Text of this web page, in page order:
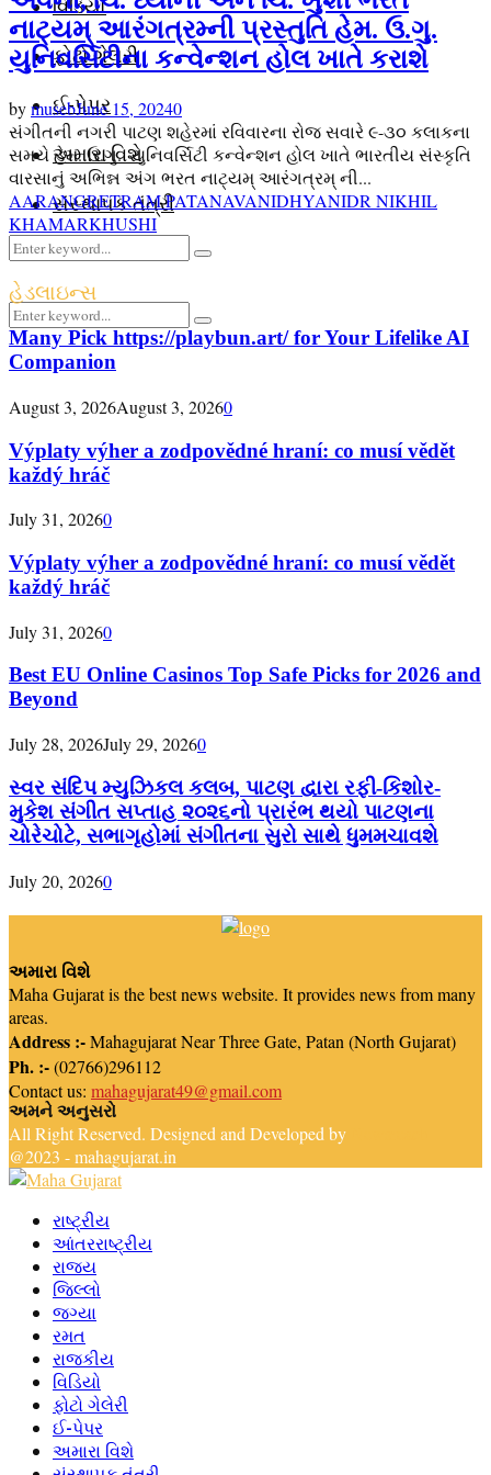
વિડિયો
ફોટો ગેલેરી
ઈ-પેપર
અમારા વિશે
સંસ્થાપક તંત્રી
Search
for:
Search
Facebook
Youtube
Email
Telegram
નાટ્યમ્ આરંગત્રમ્ની પ્રસ્તુતિ હેમ. ઉ.ગુ.
યુનિવર્સિટીના કન્વેન્શન હોલ ખાતે કરાશે
bymusebJune 15, 20240
સંગીતની નગરી પાટણ શહેરમાં રવિવારના રોજ સવારે ૯-૩૦ કલાકના
સમયે હેમ. ઉ.ગુ. યુનિવર્સિટી કન્વેન્શન હોલ ખાતે ભારતીય સંસ્કૃતિ
વારસાનું અભિન્ન અંગ ભરત નાટ્યમ્ આરંગત્રમ્ ની...
AARANGRETRAM PATANAVANIDHYANIDR NIKHIL
KHAMARKHUSHI
Search
for:
Search
હેડલાઇન્સ
Many Pick https://playbun.art/ for Your Lifelike AI
Companion
August 3, 2026August 3, 20260
Výplaty výher a zodpovědné hraní: co musí vědět
každý hráč
July 31, 20260
Výplaty výher a zodpovědné hraní: co musí vědět
každý hráč
July 31, 20260
Best EU Online Casinos Top Safe Picks for 2026 and
Beyond
July 28, 2026July 29, 20260
સ્વર સંદિપ મ્યુઝિકલ કલબ, પાટણ દ્વારા રફી-કિશોર-
મુકેશ સંગીત સપ્તાહ ૨૦૨૬નો પ્રારંભ થયો પાટણના
ચોરેચોટે, સભાગૃહોમાં સંગીતના સુરો સાથે ધુમમચાવશે
July 20, 20260
અમારા વિશે
Maha Gujarat is the best news website. It provides news from many
areas.
Address :-Mahagujarat Near Three Gate, Patan (North Gujarat)
Ph. :-(02766)296112
Contact us: mahagujarat49@gmail.com
અમને અનુસરો
Facebook
Youtube
Email
Telegram
All Right Reserved. Designed and Developed by
@2023 - mahagujarat.in
રાષ્ટ્રીય
આંતરરાષ્ટ્રીય
રાજ્ય
જિલ્લો
જગ્યા
રમત
રાજકીય
વિડિયો
ફોટો ગેલેરી
ઈ-પેપર
અમારા વિશે